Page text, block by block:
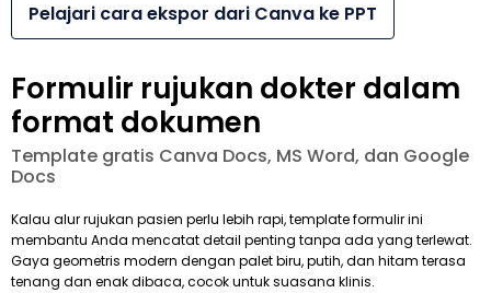
Pelajari cara ekspor dari Canva ke PPT
Formulir rujukan dokter dalam
format dokumen
Template gratis Canva Docs, MS Word, dan Google
Docs
Kalau alur rujukan pasien perlu lebih rapi, template formulir ini
membantu Anda mencatat detail penting tanpa ada yang terlewat.
Gaya geometris modern dengan palet biru, putih, dan hitam terasa
tenang dan enak dibaca, cocok untuk suasana klinis.